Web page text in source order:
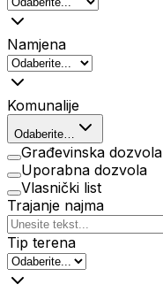
Namjena
Komunalije
Odaberite…
Građevinska dozvola
Uporabna dozvola
Vlasnički list
Trajanje najma
Tip terena